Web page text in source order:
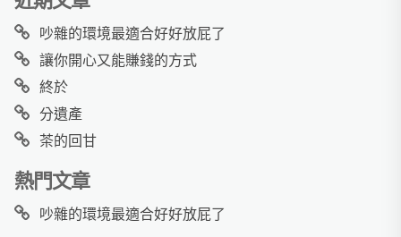
吵雜的環境最適合好好放屁了
讓你開心又能賺錢的方式
終於
分遺產
茶的回甘
熱門文章
吵雜的環境最適合好好放屁了